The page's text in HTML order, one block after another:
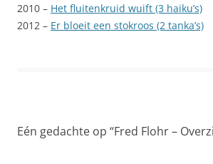
2010 – Het fluitenkruid wuift (3 haiku’s)
2012 – Er bloeit een stokroos (2 tanka’s)
Eén gedachte op “Fred Flohr –